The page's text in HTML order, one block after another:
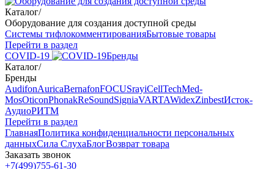
Каталог/
Оборудование для создания доступной среды
Системы тифлокомментированияБытовые товары
Перейти в раздел
COVID-19
Бренды
Каталог/
Бренды
AudifonAuricaBernafonFOCUSrayiCellTechMed-
MosOticonPhonakReSoundSigniaVARTAWidexZinbestИсток-
АудиоРИТМ
Перейти в раздел
ГлавнаяПолитика конфиденциальности персональных
данныхСила СлухаБлогВозврат товара
Заказать звонок
+7(499)755-61-30